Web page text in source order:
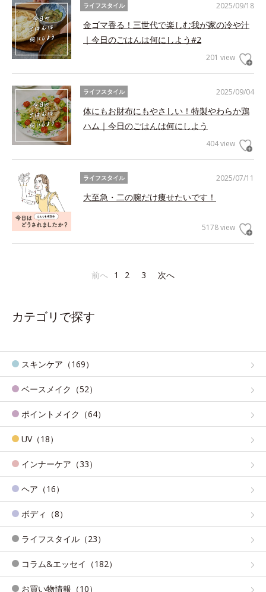
2025/09/18
ライフスタイル
金ゴマ香る！三世代で楽しむ我が家の冷や汁
｜今日のごはんは何にしよう#2
201 view
2025/09/04
ライフスタイル
体にもお財布にもやさしい！特製やわらか鶏
ハム｜今日のごはんは何にしよう
404 view
2025/07/11
ライフスタイル
大至急・二の腕だけ痩せたいです！
5178 view
前へ 1 2 3 次へ
カテゴリで探す
スキンケア（169）
ベースメイク（52）
ポイントメイク（64）
UV（18）
インナーケア（33）
ヘア（16）
ボディ（8）
ライフスタイル（23）
コラム&エッセイ（182）
お買い物情報（10）